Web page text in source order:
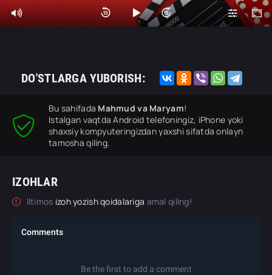
DO'STLARGA YUBORISH:
Bu sahifada Mahmud va Maryam!
Istalgan vaqtda Android telefoningiz, iPhone yoki
shaxsiy kompyuteringizdan yaxshi sifatda onlayn
tamosha qiling.
IZOHLAR
Iltimos izoh yozish qoidalariga amal qiling!